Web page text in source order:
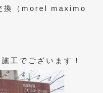
換（morel maximo
工でございます！